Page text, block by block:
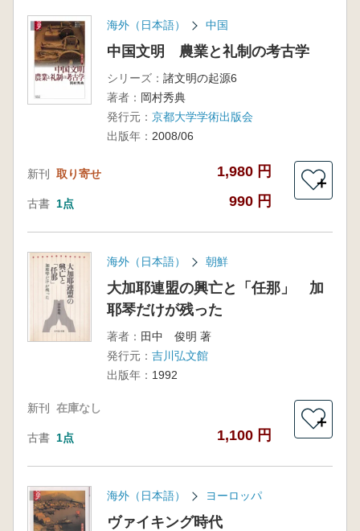
海外（日本語） 中国
中国文明 農業と礼制の考古学
シリーズ： 諸文明の起源6
著者： 岡村秀典
発行元： 京都大学学術出版会
出版年： 2008/06
新刊 取り寄せ 1,980 円
古書 1点 990 円
＋
海外（日本語） 朝鮮
大加耶連盟の興亡と「任那」 加
耶琴だけが残った
著者： 田中 俊明 著
発行元： 吉川弘文館
出版年： 1992
新刊 在庫なし
古書 1点 1,100 円
＋
海外（日本語） ヨーロッパ
ヴァイキング時代